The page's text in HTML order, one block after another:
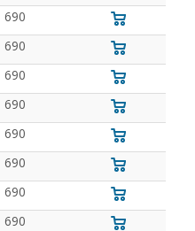
690
690
690
690
690
690
690
690